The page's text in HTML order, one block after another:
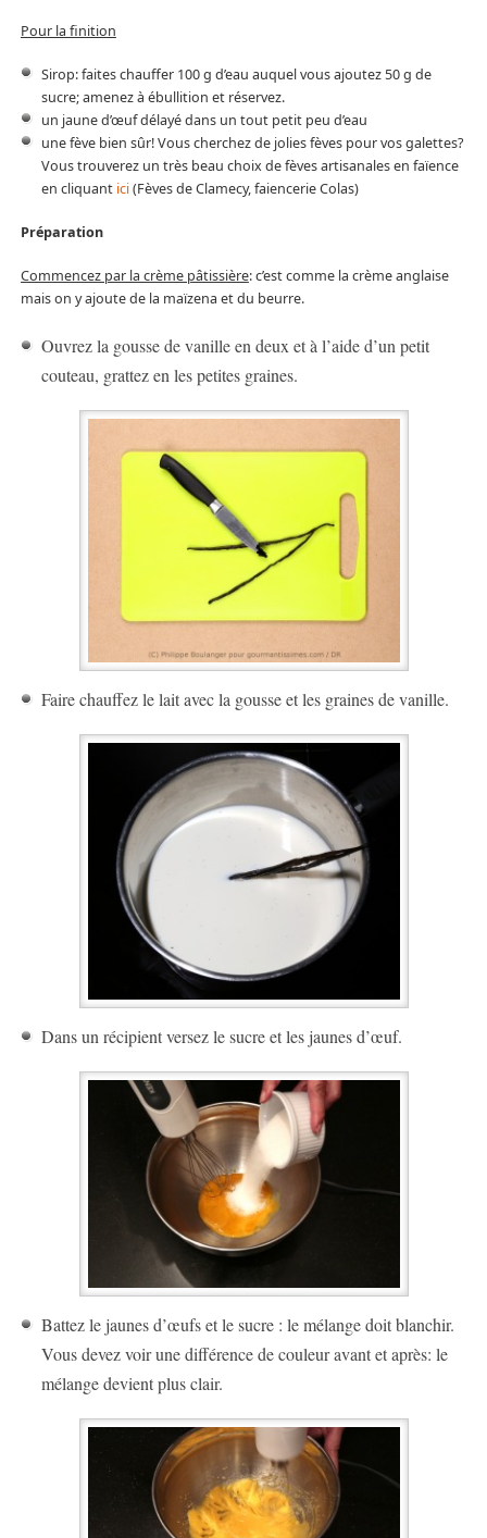
Pour la finition
Sirop: faites chauffer 100 g d’eau auquel vous ajoutez 50 g de
sucre; amenez à ébullition et réservez.
un jaune d’œuf délayé dans un tout petit peu d’eau
une fève bien sûr! Vous cherchez de jolies fèves pour vos galettes?
Vous trouverez un très beau choix de fèves artisanales en faïence
en cliquant ici(Fèves de Clamecy, faiencerie Colas)
Préparation
Commencez par la crème pâtissière: c’est comme la crème anglaise
mais on y ajoute de la maïzena et du beurre.
Ouvrez la gousse de vanille en deux et à l’aide d’un petit
couteau, grattez en les petites graines.
Faire chauffez le lait avec la gousse et les graines de vanille.
Dans un récipient versez le sucre et les jaunes d’œuf.
Battez le jaunes d’œufs et le sucre : le mélange doit blanchir.
Vous devez voir une différence de couleur avant et après: le
mélange devient plus clair.